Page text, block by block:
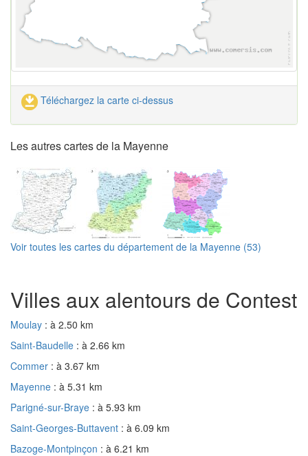
Téléchargez la carte ci-dessus
Les autres cartes de la Mayenne
Voir toutes les cartes du département de la Mayenne (53)
Villes aux alentours de Contest
Moulay : à 2.50 km
Saint-Baudelle : à 2.66 km
Commer : à 3.67 km
Mayenne : à 5.31 km
Parigné-sur-Braye : à 5.93 km
Saint-Georges-Buttavent : à 6.09 km
Bazoge-Montpinçon : à 6.21 km